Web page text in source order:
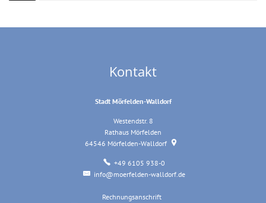
Kontakt
Stadt Mörfelden-Walldorf
Westendstr. 8
Rathaus Mörfelden
64546 Mörfelden-Walldorf
+49 6105 938-0
info@moerfelden-walldorf.de
Rechnungsanschrift